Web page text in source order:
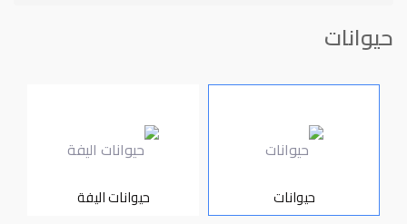
حيوانات
حيوانات حيوانات اليفة